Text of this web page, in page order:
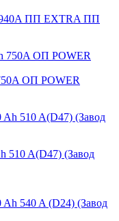
ПП EXTRA ПП
ОП POWER
510 A(D47) (Завод